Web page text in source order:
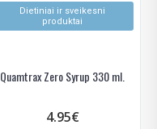
Dietiniai ir sveikesni
produktai
Quamtrax Zero Syrup 330 ml.
4.95€